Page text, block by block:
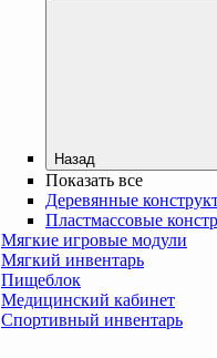
Назад
Показать все
Деревянные
Пластмассовые
Мягкие игровые модули
Мягкий инвентарь
Пищеблок
Медицинский кабинет
Спортивный инвентарь